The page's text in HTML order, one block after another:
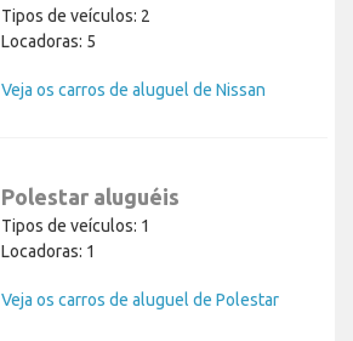
Tipos de veículos: 2
Locadoras: 5
Veja os carros de aluguel de Nissan
Polestar aluguéis
Tipos de veículos: 1
Locadoras: 1
Veja os carros de aluguel de Polestar